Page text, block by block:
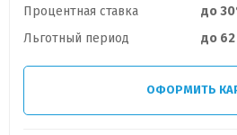
Процентная ставка
до
Льготный период
до
ОФОРМИТЬ